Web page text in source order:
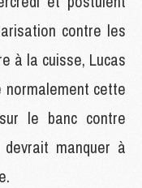
contre les
à la cuisse, Lucas
cette
le banc contre
devrait manquer à